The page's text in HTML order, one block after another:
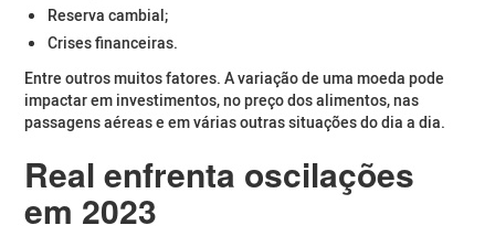
Reserva cambial;
Crises financeiras.
Entre outros muitos fatores. A variação de uma moeda pode
impactar em investimentos, no preço dos alimentos, nas
passagens aéreas e em várias outras situações do dia a dia.
Real enfrenta oscilações
em 2023